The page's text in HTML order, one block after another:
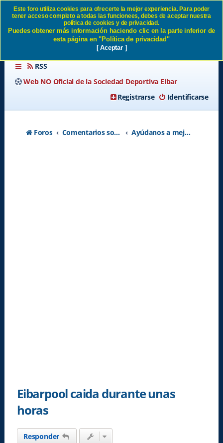
Eibarpool caida durante unas
horas SD Eibar
RSS
Web NO Oficial de la Sociedad Deportiva Eibar
Identificarse
Registrarse
Foros Comentarios sobre la Web Ayúdanos a mejorar la Web
Eibarpool caida durante unas
horas
Responder
Este foro utiliza cookies para ofrecerte la mejor experiencia. Para poder
tener acceso completo a todas las funcionees, debes de aceptar nuestra
política de cookies y de privacidad.
Puedes obtener más información haciendo clic en la parte inferior de
esta página en "Política de privacidad"
[ Aceptar ]